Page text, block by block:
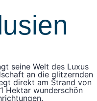
seine Welt des Luxus
an die glitzernden
direkt am Strand von
Hektar wunderschön